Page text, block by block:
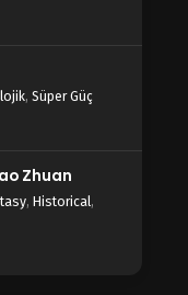
, Süper Güç
Zhuan
, Historical,